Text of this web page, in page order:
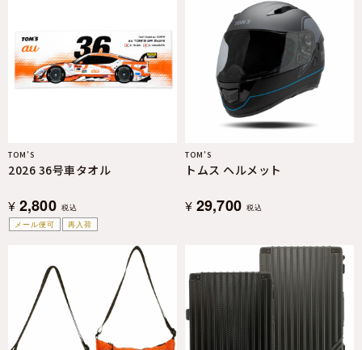
メール便可 再入荷
TOM’S
2026 36号車タオル
¥ 2,800 税込
TOM’S
トムス ヘルメット
¥ 29,700 税込